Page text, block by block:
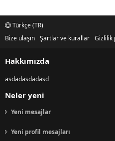
Türkçe (TR)
Bize ulaşın Şartlar ve kurallar Gizlilik
Hakkımızda
asdadasdadasd
Neler yeni
Yeni mesajlar
Yeni profil mesajları